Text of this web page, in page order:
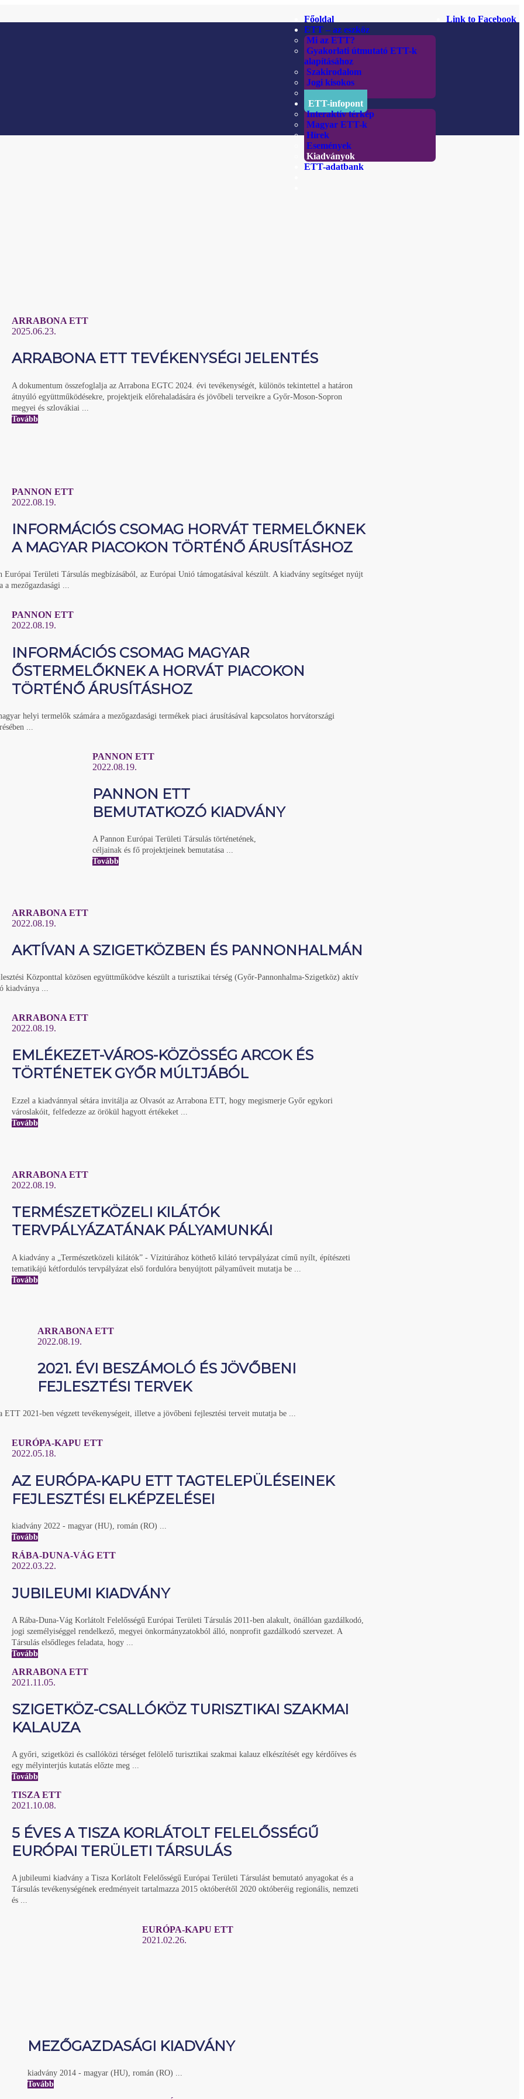
Link to Facebook
Főoldal
ETT – az eszköz
Mi az ETT?
Gyakorlati útmutató ETT-k
alapításához
Szakirodalom
Jogi kisokos
Linkek
ETT-infopont
Interaktív térkép
Magyar ETT-k
Hírek
Események
Kiadványok
ETT-adatbank
ARRABONA ETT
2025.06.23.
ARRABONA ETT TEVÉKENYSÉGI JELENTÉS
A dokumentum összefoglalja az Arrabona EGTC 2024. évi tevékenységét, különös tekintettel a határon
átnyúló együttműködésekre, projektjeik előrehaladására és jövőbeli terveikre a Győr-Moson-Sopron
megyei és szlovákiai ...
Tovább
PANNON ETT
2022.08.19.
INFORMÁCIÓS CSOMAG HORVÁT TERMELŐKNEK
A MAGYAR PIACOKON TÖRTÉNŐ ÁRUSÍTÁSHOZ
Európai Területi Társulás megbízásából, az Európai Unió támogatásával készült. A kiadvány segítséget nyújt
a mezőgazdasági ...
PANNON ETT
2022.08.19.
INFORMÁCIÓS CSOMAG MAGYAR
ŐSTERMELŐKNEK A HORVÁT PIACOKON
TÖRTÉNŐ ÁRUSÍTÁSHOZ
helyi termelők számára a mezőgazdasági termékek piaci árusításával kapcsolatos horvátországi
...
PANNON ETT
2022.08.19.
PANNON ETT
BEMUTATKOZÓ KIADVÁNY
A Pannon Európai Területi Társulás történetének,
céljainak és fő projektjeinek bemutatása ...
Tovább
ARRABONA ETT
2022.08.19.
AKTÍVAN A SZIGETKÖZBEN ÉS PANNONHALMÁN
Központtal közösen együttműködve készült a turisztikai térség (Győr-Pannonhalma-Szigetköz) aktív
kiadványa ...
ARRABONA ETT
2022.08.19.
EMLÉKEZET-VÁROS-KÖZÖSSÉG ARCOK ÉS
TÖRTÉNETEK GYŐR MÚLTJÁBÓL
Ezzel a kiadvánnyal sétára invitálja az Olvasót az Arrabona ETT, hogy megismerje Győr egykori
városlakóit, felfedezze az örökül hagyott értékeket ...
Tovább
ARRABONA ETT
2022.08.19.
TERMÉSZETKÖZELI KILÁTÓK
TERVPÁLYÁZATÁNAK PÁLYAMUNKÁI
A kiadvány a „Természetközeli kilátók” - Vízitúrához köthető kilátó tervpályázat című nyílt, építészeti
tematikájú kétfordulós tervpályázat első fordulóra benyújtott pályaműveit mutatja be ...
Tovább
ARRABONA ETT
2022.08.19.
2021. ÉVI BESZÁMOLÓ ÉS JÖVŐBENI
FEJLESZTÉSI TERVEK
ETT 2021-ben végzett tevékenységeit, illetve a jövőbeni fejlesztési terveit mutatja be ...
EURÓPA-KAPU ETT
2022.05.18.
AZ EURÓPA-KAPU ETT TAGTELEPÜLÉSEINEK
FEJLESZTÉSI ELKÉPZELÉSEI
kiadvány 2022 - magyar (HU), román (RO) ...
Tovább
RÁBA-DUNA-VÁG ETT
2022.03.22.
JUBILEUMI KIADVÁNY
A Rába-Duna-Vág Korlátolt Felelősségű Európai Területi Társulás 2011-ben alakult, önállóan gazdálkodó,
jogi személyiséggel rendelkező, megyei önkormányzatokból álló, nonprofit gazdálkodó szervezet. A
Társulás elsődleges feladata, hogy ...
Tovább
ARRABONA ETT
2021.11.05.
SZIGETKÖZ-CSALLÓKÖZ TURISZTIKAI SZAKMAI
KALAUZA
A győri, szigetközi és csallóközi térséget felölelő turisztikai szakmai kalauz elkészítését egy kérdőíves és
egy mélyinterjús kutatás előzte meg ...
Tovább
TISZA ETT
2021.10.08.
5 ÉVES A TISZA KORLÁTOLT FELELŐSSÉGŰ
EURÓPAI TERÜLETI TÁRSULÁS
A jubileumi kiadvány a Tisza Korlátolt Felelősségű Európai Területi Társulást bemutató anyagokat és a
Társulás tevékenységének eredményeit tartalmazza 2015 októberétől 2020 októberéig regionális, nemzeti
és ...
EURÓPA-KAPU ETT
2021.02.26.
MEZŐGAZDASÁGI KIADVÁNY
kiadvány 2014 - magyar (HU), román (RO) ...
Tovább